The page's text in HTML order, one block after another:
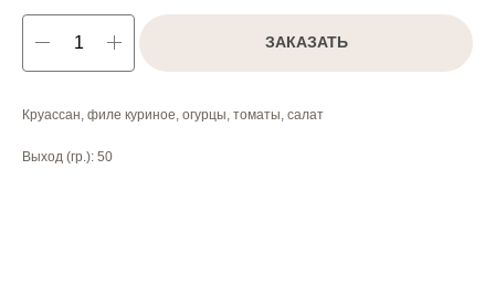
ЗАКАЗАТЬ
Круассан, филе куриное, огурцы, томаты, салат
Выход (гр.): 50